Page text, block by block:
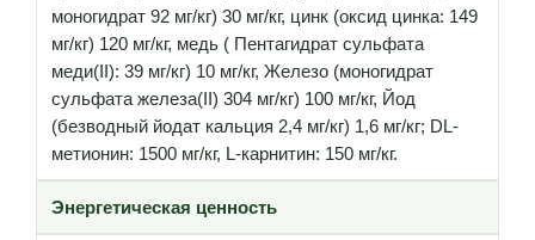
моногидрат 92 мг/кг) 30 мг/кг, цинк (оксид цинка: 149
мг/кг) 120 мг/кг, медь ( Пентагидрат сульфата
меди(II): 39 мг/кг) 10 мг/кг, Железо (моногидрат
сульфата железа(II) 304 мг/кг) 100 мг/кг, Йод
(безводный йодат кальция 2,4 мг/кг) 1,6 мг/кг; DL-
метионин: 1500 мг/кг, L-карнитин: 150 мг/кг.
Энергетическая ценность